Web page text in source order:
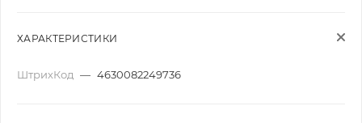
ХАРАКТЕРИСТИКИ
ШтрихКод — 4630082249736